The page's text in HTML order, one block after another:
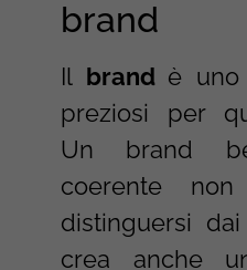
brand
Il brand è
preziosi per
Un brand
coerente
distinguersi
crea anche